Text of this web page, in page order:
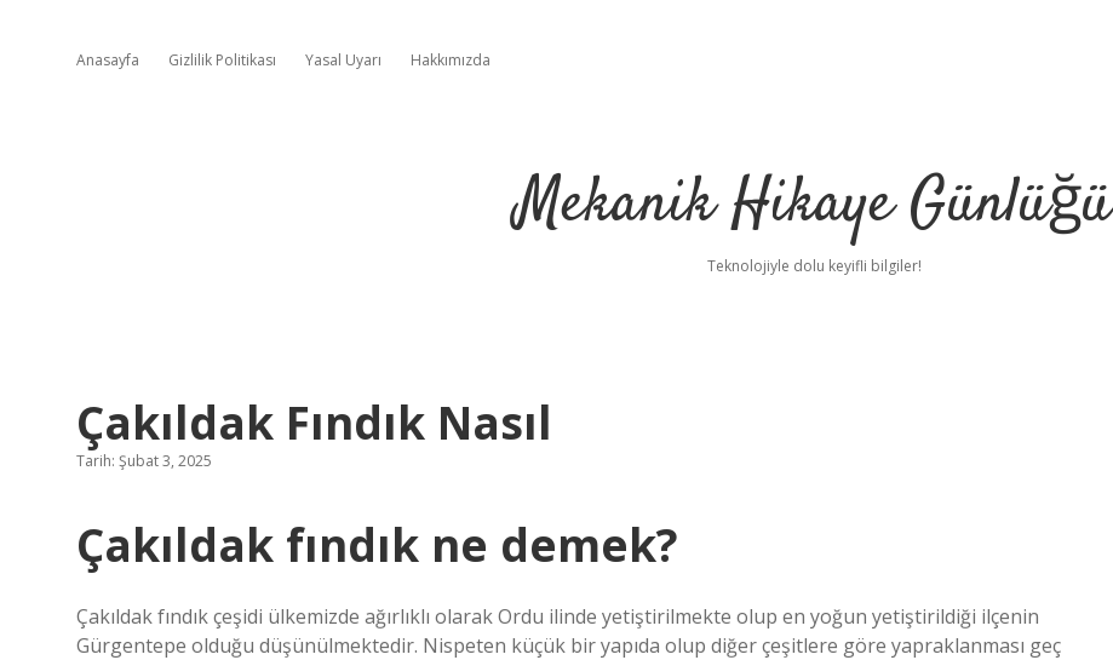
Anasayfa Gizlilik Politikası Yasal Uyarı Hakkımızda
Mekanik Hikaye Günlüğü
Teknolojiyle dolu keyifli bilgiler!
Çakıldak Fındık Nasıl
Tarih: Şubat 3, 2025
Çakıldak fındık ne demek?
Çakıldak fındık çeşidi ülkemizde ağırlıklı olarak Ordu ilinde yetiştirilmekte olup en yoğun yetiştirildiği ilçenin
Gürgentepe olduğu düşünülmektedir. Nispeten küçük bir yapıda olup diğer çeşitlere göre yapraklanması geç